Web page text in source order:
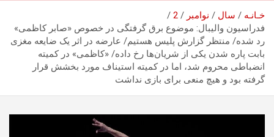
خـانـه سال نوامبر
2
فدراسیون والیبال: موضوع برق گرفتگی در خصوص «صابر کاظمی»
رد شده/ منتظر گزارش پلیس هستیم/ عارضه در اثر یک ضایعه مغزی
بابت پاره شدن یکی از شریان‌ها رخ داده/ «کاظمی» در کمیته
انضباطی محروم شد، اما در کمیته استیناف مورد بخشش قرار
گرفته بود و هیچ منعی برای بازی نداشت